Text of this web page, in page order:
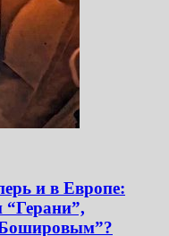
и в Европе:
“Герани”,
Бошировым”?